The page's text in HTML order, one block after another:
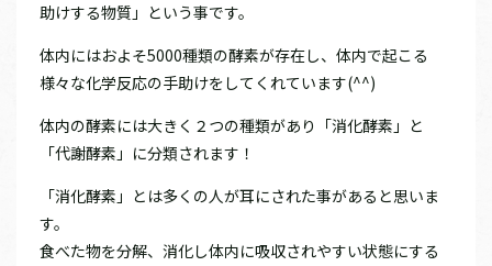
助けする物質」という事です。
体内にはおよそ5000種類の酵素が存在し、体内で起こる
様々な化学反応の手助けをしてくれています(^^)
体内の酵素には大きく２つの種類があり「消化酵素」と
「代謝酵素」に分類されます！
「消化酵素」とは多くの人が耳にされた事があると思いま
す。
食べた物を分解、消化し体内に吸収されやすい状態にする